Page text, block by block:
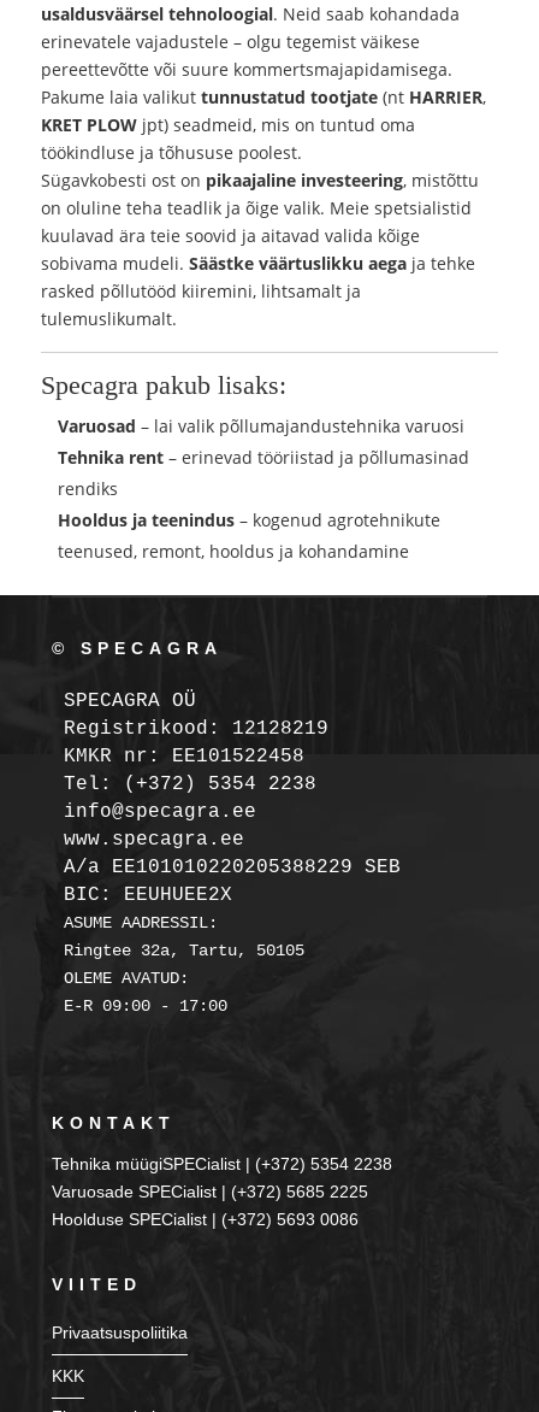
usaldusväärsel tehnoloogial. Neid saab kohandada
erinevatele vajadustele – olgu tegemist väikese
pereettevõtte või suure kommertsmajapidamisega.
Pakume laia valikuttunnustatud tootjate (nt HARRIER,
KRET PLOW jpt) seadmeid, mis on tuntud oma
töökindluse ja tõhususe poolest.
Sügavkobesti ost on pikaajaline investeering, mistõttu
on oluline teha teadlik ja õige valik. Meie spetsialistid
kuulavad ära teie soovid ja aitavad valida kõige
sobivama mudeli.Säästke väärtuslikku aega ja tehke
rasked põllutööd kiiremini, lihtsamalt ja
tulemuslikumalt.
Specagra pakub lisaks:
Varuosad – lai valik põllumajandustehnika varuosi
Tehnika rent – erinevad tööriistad ja põllumasinad
rendiks
Hooldus ja teenindus – kogenud agrotehnikute
teenused, remont, hooldus ja kohandamine
© SPECAGRA
SPECAGRA OÜ
Registrikood: 12128219
KMKR nr: EE101522458
Tel: (+372) 5354 2238
info@specagra.ee
A/a EE101010220205388229 SEB
BIC: EEUHUEE2X
ASUME AADRESSIL:
Ringtee 32a, Tartu, 50105
OLEME AVATUD:
E-R 09:00 - 17:00
KONTAKT
Tehnika müügiSPECialist | (+372) 5354 2238
Varuosade SPECialist | (+372) 5685 2225
Hoolduse SPECialist | (+372) 5693 0086
VIITED
Privaatsuspoliitika
KKK